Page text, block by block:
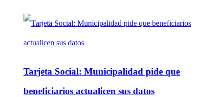
Tarjeta Social: Municipalidad pide que
beneficiarios actualicen sus datos